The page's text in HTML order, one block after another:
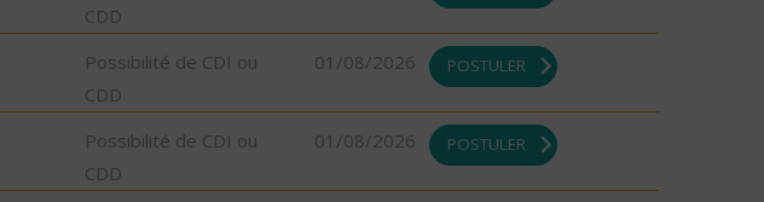
CDD
Possibilité de CDI ou
CDD
01/08/2026 POSTULER
Possibilité de CDI ou
CDD
01/08/2026 POSTULER